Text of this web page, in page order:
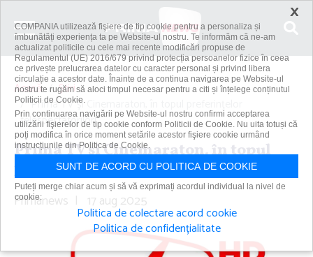
Acasă
Știri
Prima TV şi Cinemaraton, în topul preferinţelor
telespectatorilor!
Prima TV şi Cinemaraton, în topul
preferinţelor telespectatorilor!
Primanews | 17 aug 2025
×
COMPANIA utilizează fişiere de tip cookie pentru a personaliza și
îmbunătăți experiența ta pe Website-ul nostru. Te informăm că ne-am
actualizat politicile cu cele mai recente modificări propuse de
Regulamentul (UE) 2016/679 privind protecția persoanelor fizice în ceea
ce privește prelucrarea datelor cu caracter personal și privind libera
circulație a acestor date. Înainte de a continua navigarea pe Website-ul
nostru te rugăm să aloci timpul necesar pentru a citi și înțelege conținutul
Politicii de Cookie.
Prin continuarea navigării pe Website-ul nostru confirmi acceptarea
utilizării fişierelor de tip cookie conform Politicii de Cookie. Nu uita totuși că
poți modifica în orice moment setările acestor fişiere cookie urmând
instrucțiunile din Politica de Cookie.
SUNT DE ACORD CU POLITICA DE COOKIE
Puteți merge chiar acum și să vă exprimați acordul individual la nivel de
cookie:
Politica de colectare acord cookie
Politica de confidențialitate